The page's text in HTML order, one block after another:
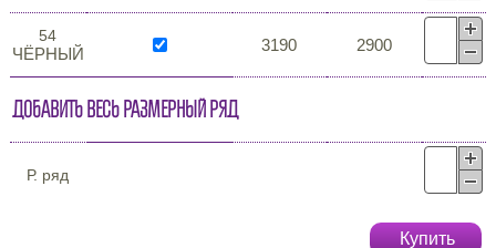
54
ЧЁРНЫЙ 3190 2900
Добавить весь размерный ряд
Р. ряд
Купить